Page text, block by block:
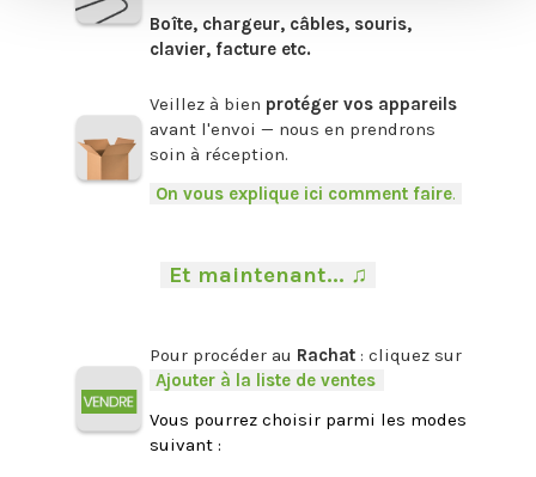
Boîte, chargeur, câbles, souris,
clavier, facture etc.
Veillez à bien protéger vos appareils
avant l'envoi — nous en prendrons
soin à réception.
On vous explique ici comment faire.
Et maintenant... ♫
Pour procéder au Rachat : cliquez sur
Ajouter à la liste de ventes
Vous pourrez choisir parmi les modes
suivant :